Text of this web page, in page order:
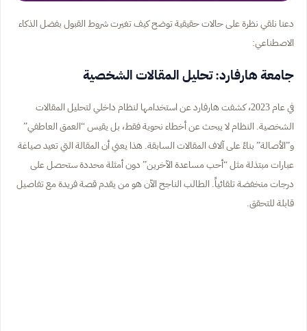
دعنا نلقي نظرة على حالات حقيقية توضح كيف تغيرت شروط القبول بفضل الذكاء
الاصطناعي:
جامعة هارفارد: تحليل المقالات الشخصية
في عام 2023، كشفت هارفارد عن استخدامها لنظام داخلي لتحليل المقالات
الشخصية. النظام لا يبحث عن أخطاء نحوية فقط، بل يقيس “العمق العاطفي”
و”الأصالة” بناءً على آلاف المقالات السابقة. هذا يعني أن المقالة التي تعيد صياغة
عبارات مبتذلة مثل “أحب مساعدة الآخرين” دون أمثلة محددة ستحصل على
درجات منخفضة تلقائياً. الطالب الناجح الآن هو من يقدم قصة فريدة مع تفاصيل
قابلة للتحقق.